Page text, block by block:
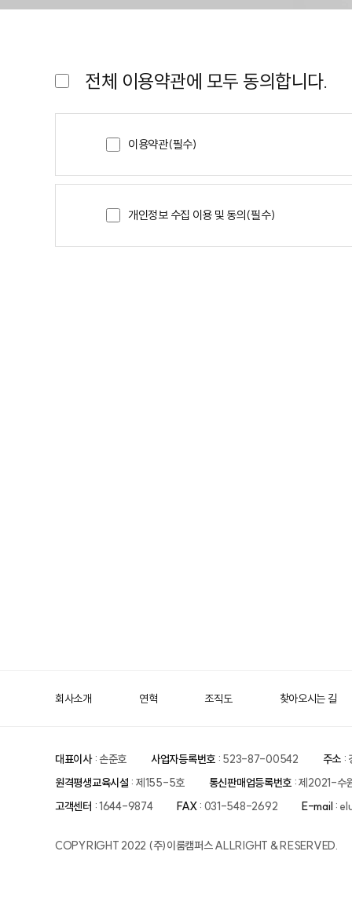
전체 이용약관에 모두 동의합니다.
이용약관(필수)
개인정보 수집 이용 및 동의(필수)
회사소개 연혁 조직도 찾아오시는 길
대표이사: 손준호 사업자등록번호 : 523-87-00542 주소:
원격평생교육시설 : 제155-5호 통신판매업등록번호 : 제2021-수
고객센터 : 1644-9874 FAX: 031-548-2692 E-mail :
COPYRIGHT 2022 (주)이룸캠퍼스 ALLRIGHT & RESERVED.